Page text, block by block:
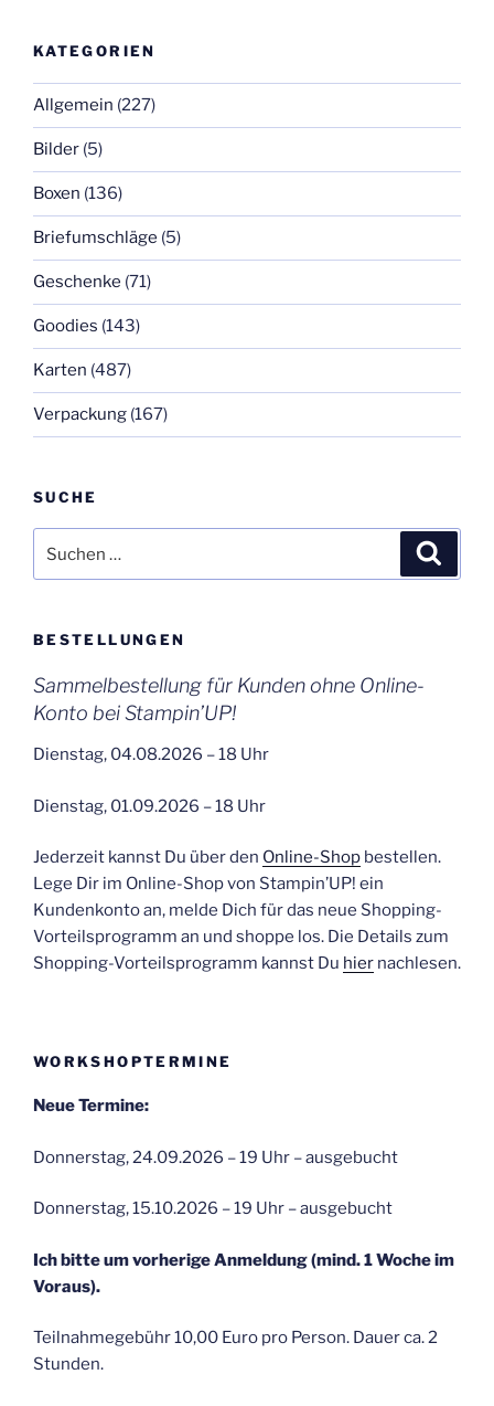
KATEGORIEN
Allgemein (227)
Bilder (5)
Boxen (136)
Briefumschläge (5)
Geschenke (71)
Goodies (143)
Karten (487)
Verpackung (167)
SUCHE
nach:
BESTELLUNGEN
Sammelbestellung für Kunden ohne Online-
Konto bei Stampin’UP!
Dienstag, 04.08.2026 – 18 Uhr
Dienstag, 01.09.2026 – 18 Uhr
Jederzeit kannst Du über den Online-Shop bestellen.
Lege Dir im Online-Shop von Stampin’UP! ein
Kundenkonto an, melde Dich für das neue Shopping-
Vorteilsprogramm an und shoppe los. Die Details zum
Shopping-Vorteilsprogramm kannst Du hier nachlesen.
WORKSHOPTERMINE
Neue Termine:
Donnerstag, 24.09.2026 – 19 Uhr – ausgebucht
Donnerstag, 15.10.2026 – 19 Uhr – ausgebucht
Ich bitte um vorherige Anmeldung (mind. 1 Woche im
Voraus).
Teilnahmegebühr 10,00 Euro pro Person. Dauer ca. 2
Stunden.